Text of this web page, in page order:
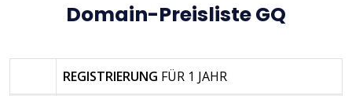
Domain-Preisliste GQ
REGISTRIERUNG FÜR 1 JAHR